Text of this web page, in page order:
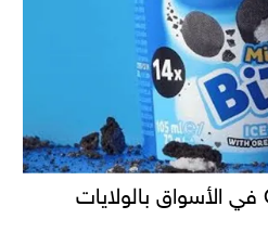
أوريو تُطلق Oreo Bites في الأسواق بالولايات